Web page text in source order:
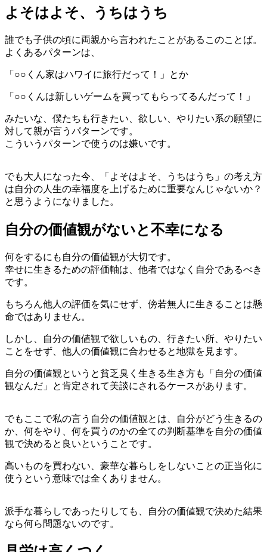
よそはよそ、うちはうち
誰でも子供の頃に両親から言われたことがあるこのことば。
よくあるパターンは、
「○○くん家はハワイに旅行だって！」とか
「○○くんは新しいゲームを買ってもらってるんだって！」
みたいな、僕たちも行きたい、欲しい、やりたい系の願望に
対して親が言うパターンです。
こういうパターンで使うのは嫌いです。
でも大人になった今、「よそはよそ、うちはうち」の考え方
は自分の人生の幸福度を上げるために重要なんじゃないか？
と思うようになりました。
自分の価値観がないと不幸になる
何をするにも自分の価値観が大切です。
幸せに生きるための評価軸は、他者ではなく自分であるべき
です。
もちろん他人の評価を気にせず、傍若無人に生きることは懸
命ではありません。
しかし、自分の価値観で欲しいもの、行きたい所、やりたい
ことをせず、他人の価値観に合わせると地獄を見ます。
自分の価値観というと貧乏臭く生きる生き方も「自分の価値
観なんだ」と肯定されて美談にされるケースがあります。
でもここで私の言う自分の価値観とは、自分がどう生きるの
か、何をやり、何を買うのかの全ての判断基準を自分の価値
観で決めると良いということです。
高いものを買わない、豪華な暮らしをしないことの正当化に
使うという意味では全くありません。
派手な暮らしであったりしても、自分の価値観で決めた結果
なら何ら問題ないのです。